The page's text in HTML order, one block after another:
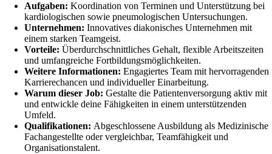
Aufgaben: Koordination von Terminen und Unterstützung bei
kardiologischen sowie pneumologischen Untersuchungen.
Unternehmen: Innovatives diakonisches Unternehmen mit
einem starken Teamgeist.
Vorteile: Überdurchschnittliches Gehalt, flexible Arbeitszeiten
und umfangreiche Fortbildungsmöglichkeiten.
Weitere Informationen: Engagiertes Team mit hervorragenden
Karrierechancen und individueller Einarbeitung.
Warum dieser Job: Gestalte die Patientenversorgung aktiv mit
und entwickle deine Fähigkeiten in einem unterstützenden
Umfeld.
Qualifikationen: Abgeschlossene Ausbildung als Medizinische
Fachangestellte oder vergleichbar, Teamfähigkeit und
Organisationstalent.